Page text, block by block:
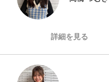
詳細を見る